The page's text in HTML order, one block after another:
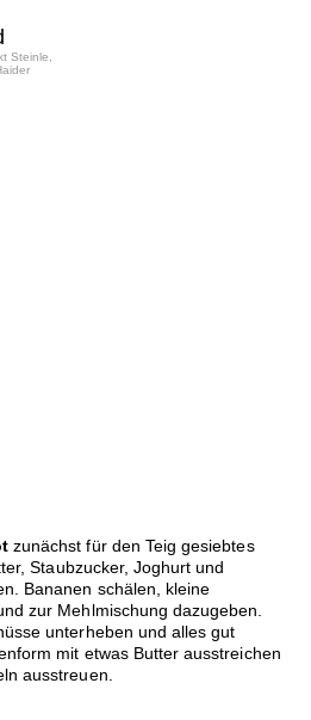
Steinle,
zunächst für den Teig gesiebtes
Staubzucker, Joghurt und
Bananen schälen, kleine
zur Mehlmischung dazugeben.
unterheben und alles gut
mit etwas Butter ausstreichen
ausstreuen.